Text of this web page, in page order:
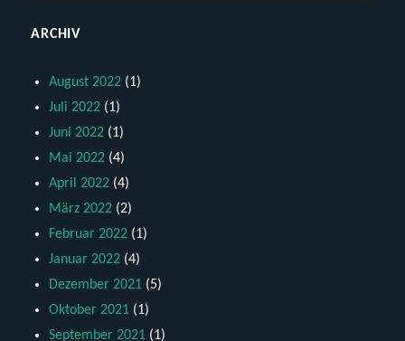
ARCHIV
August 2022 (1)
Juli 2022 (1)
Juni 2022 (1)
Mai 2022 (4)
April 2022 (4)
März 2022 (2)
Februar 2022 (1)
Januar 2022 (4)
Dezember 2021 (5)
Oktober 2021 (1)
September 2021 (1)